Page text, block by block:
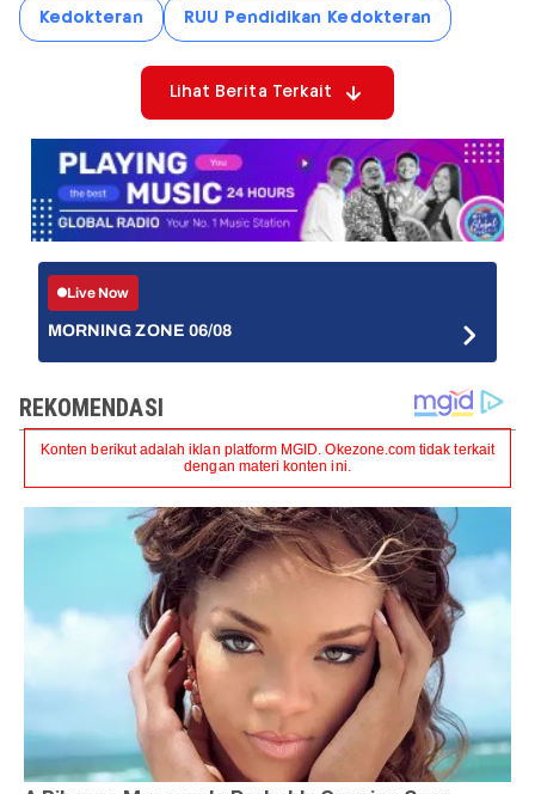
Kedokteran RUU Pendidikan Kedokteran
Lihat Berita Terkait
Live Now
MORNING ZONE 06/08